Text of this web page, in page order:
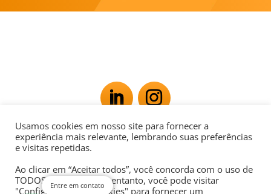
Av. Rio Branco, 181 - Centro, Rio de Janeiro - RJ,
POLÍTICA DE PRIVACIDADE
Usamos cookies em nosso site para fornecer a
experiência mais relevante, lembrando suas preferências
e visitas repetidas.
Ao clicar em “Aceitar todos”, você concorda com o uso de
TODOS os cookies. No entanto, você pode visitar
"Configurações de cookies" para fornecer um
Entre em contato